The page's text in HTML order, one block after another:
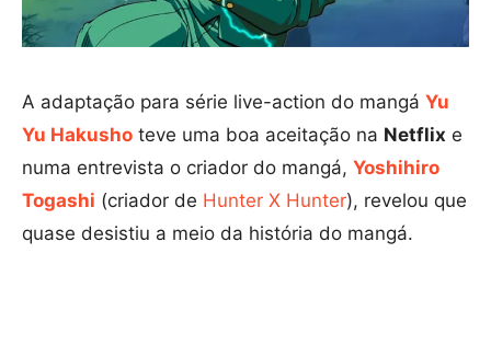
A adaptação para série live-action do mangá Yu
Yu Hakusho teve uma boa aceitação na Netflix e
numa entrevista o criador do mangá, Yoshihiro
Togashi (criador de Hunter X Hunter), revelou que
quase desistiu a meio da história do mangá.